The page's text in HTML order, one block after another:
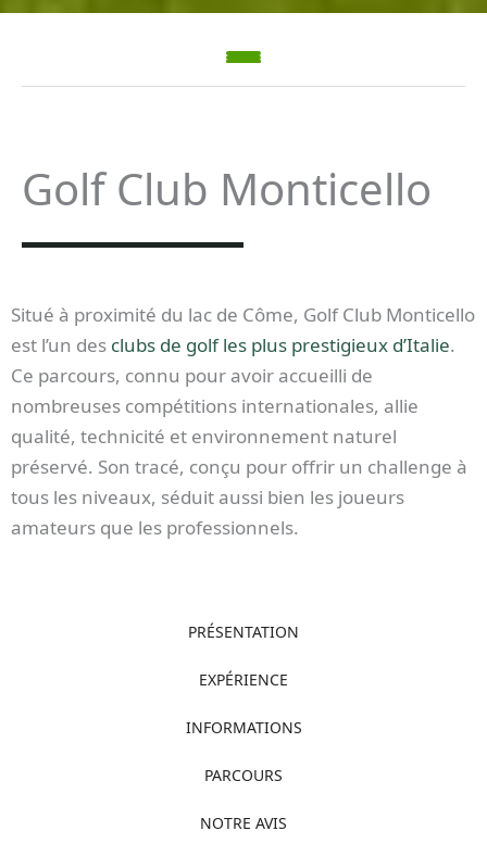
Golf Club Monticello
Situé à proximité du lac de Côme, Golf Club Monticello
est l’un des clubs de golf les plus prestigieux d’Italie.
Ce parcours, connu pour avoir accueilli de
nombreuses compétitions internationales, allie
qualité, technicité et environnement naturel
préservé. Son tracé, conçu pour offrir un challenge à
tous les niveaux, séduit aussi bien les joueurs
amateurs que les professionnels.
PRÉSENTATION
EXPÉRIENCE
INFORMATIONS
PARCOURS
NOTRE AVIS